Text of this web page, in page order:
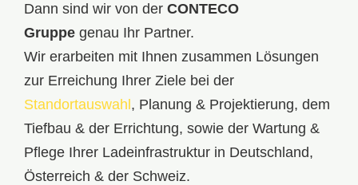
Dann sind wir von der CONTECO
Gruppe genau Ihr Partner.
Wir erarbeiten mit Ihnen zusammen Lösungen
zur Erreichung Ihrer Ziele bei der
Standortauswahl , Planung & Projektierung, dem
Tiefbau & der Errichtung, sowie der Wartung &
Pflege Ihrer Ladeinfrastruktur in Deutschland,
Österreich & der Schweiz.